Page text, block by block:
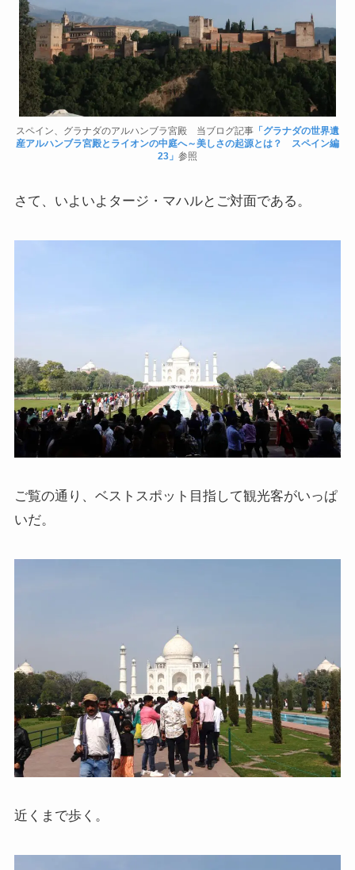
スペイン、グラナダのアルハンブラ宮殿 当ブログ記事 「グラナダの世界遺
産アルハンブラ宮殿とライオンの中庭へ～美しさの起源とは？ スペイン編
23」 参照
さて、いよいよタージ・マハルとご対面である。
ご覧の通り、ベストスポット目指して観光客がいっぱ
いだ。
近くまで歩く。